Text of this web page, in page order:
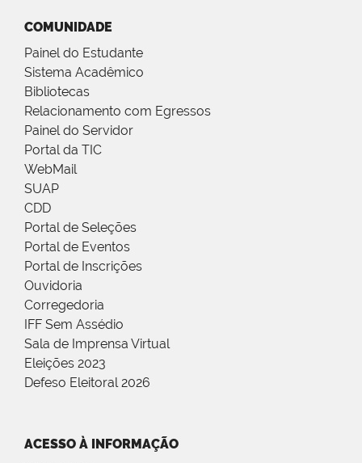
COMUNIDADE
Painel do Estudante
Sistema Acadêmico
Bibliotecas
Relacionamento com Egressos
Painel do Servidor
Portal da TIC
WebMail
SUAP
CDD
Portal de Seleções
Portal de Eventos
Portal de Inscrições
Ouvidoria
Corregedoria
IFF Sem Assédio
Sala de Imprensa Virtual
Eleições 2023
Defeso Eleitoral 2026
ACESSO À INFORMAÇÃO